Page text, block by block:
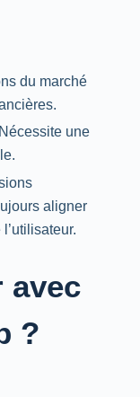
du marché
une
aligner
avec
?